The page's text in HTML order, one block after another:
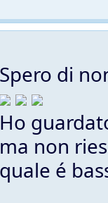
Spero di
Ho
ma non
quale é